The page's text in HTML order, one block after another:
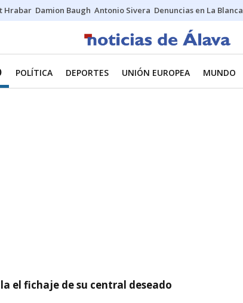
Hrabar Damion Baugh Antonio Sivera Denuncias en La Blanca
POLÍTICA DEPORTES UNIÓN EUROPEA MUNDO
el fichaje de su central deseado